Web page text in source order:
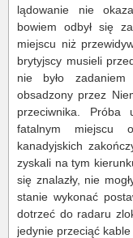
lądowanie nie
bowiem odbył się
miejscu niż
brytyjscy musieli
nie było
obsadzony przez
przeciwnika. Próba
fatalnym miejscu
kanadyjskich
zyskali na tym
się znalazły, nie
stanie wykonać
dotrzeć do radaru
jedynie przeciąć